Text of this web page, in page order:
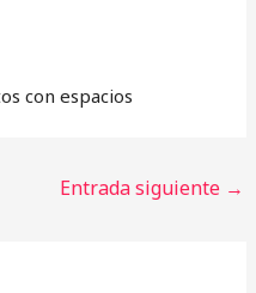
con espacios
Entrada siguiente →